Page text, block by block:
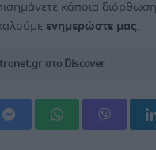
κάποια
ενημερώστε μας
στο Discover